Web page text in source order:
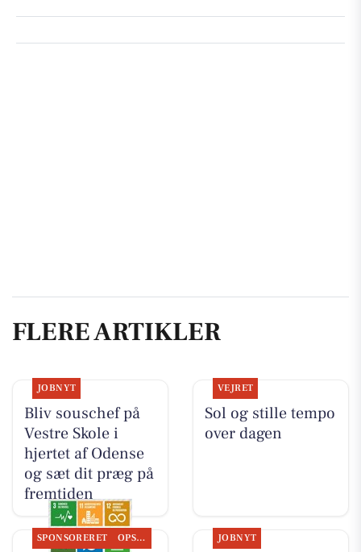
FLERE ARTIKLER
JOBNYT
Bliv souschef på
Vestre Skole i
hjertet af Odense
og sæt dit præg på
fremtiden
VEJRET
Sol og stille tempo
over dagen
SPONSORERET OPSLAGSTAVLEN JOBNYT